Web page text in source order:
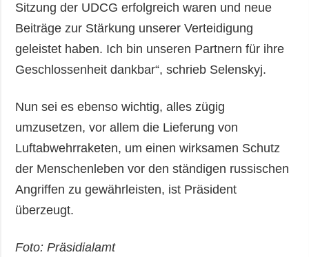
Sitzung der UDCG erfolgreich waren und neue
Beiträge zur Stärkung unserer Verteidigung
geleistet haben. Ich bin unseren Partnern für ihre
Geschlossenheit dankbar“, schrieb Selenskyj.
Nun sei es ebenso wichtig, alles zügig
umzusetzen, vor allem die Lieferung von
Luftabwehrraketen, um einen wirksamen Schutz
der Menschenleben vor den ständigen russischen
Angriffen zu gewährleisten, ist Präsident
überzeugt.
Foto: Präsidialamt